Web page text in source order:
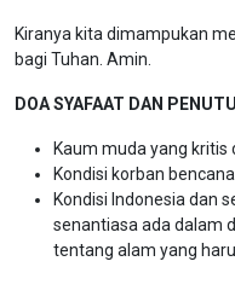
Kiranya kita dimampukan
bagi Tuhan. Amin.
DOA SYAFAAT DAN
Kaum muda yang kritis
Kondisi korban
Kondisi Indonesia dan
senantiasa ada dalam
tentang alam yang